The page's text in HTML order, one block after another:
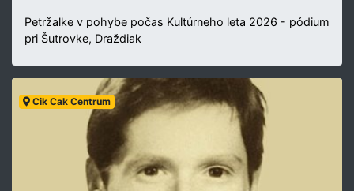
Petržalke v pohybe počas Kultúrneho leta 2026 - pódium
pri Šutrovke, Draždiak
Cik Cak Centrum